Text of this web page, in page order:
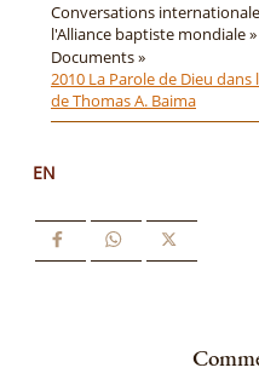
Conversations
l'Alliance baptiste mondiale »
Documents »
2010 La Parole de Dieu
de Thomas A. Baima
EN